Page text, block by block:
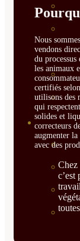
Nous
vendons
du
les animaux
certifiés
utilisons des
qui
solides et
correcteurs
augmenter
avec des
Chez
c’est